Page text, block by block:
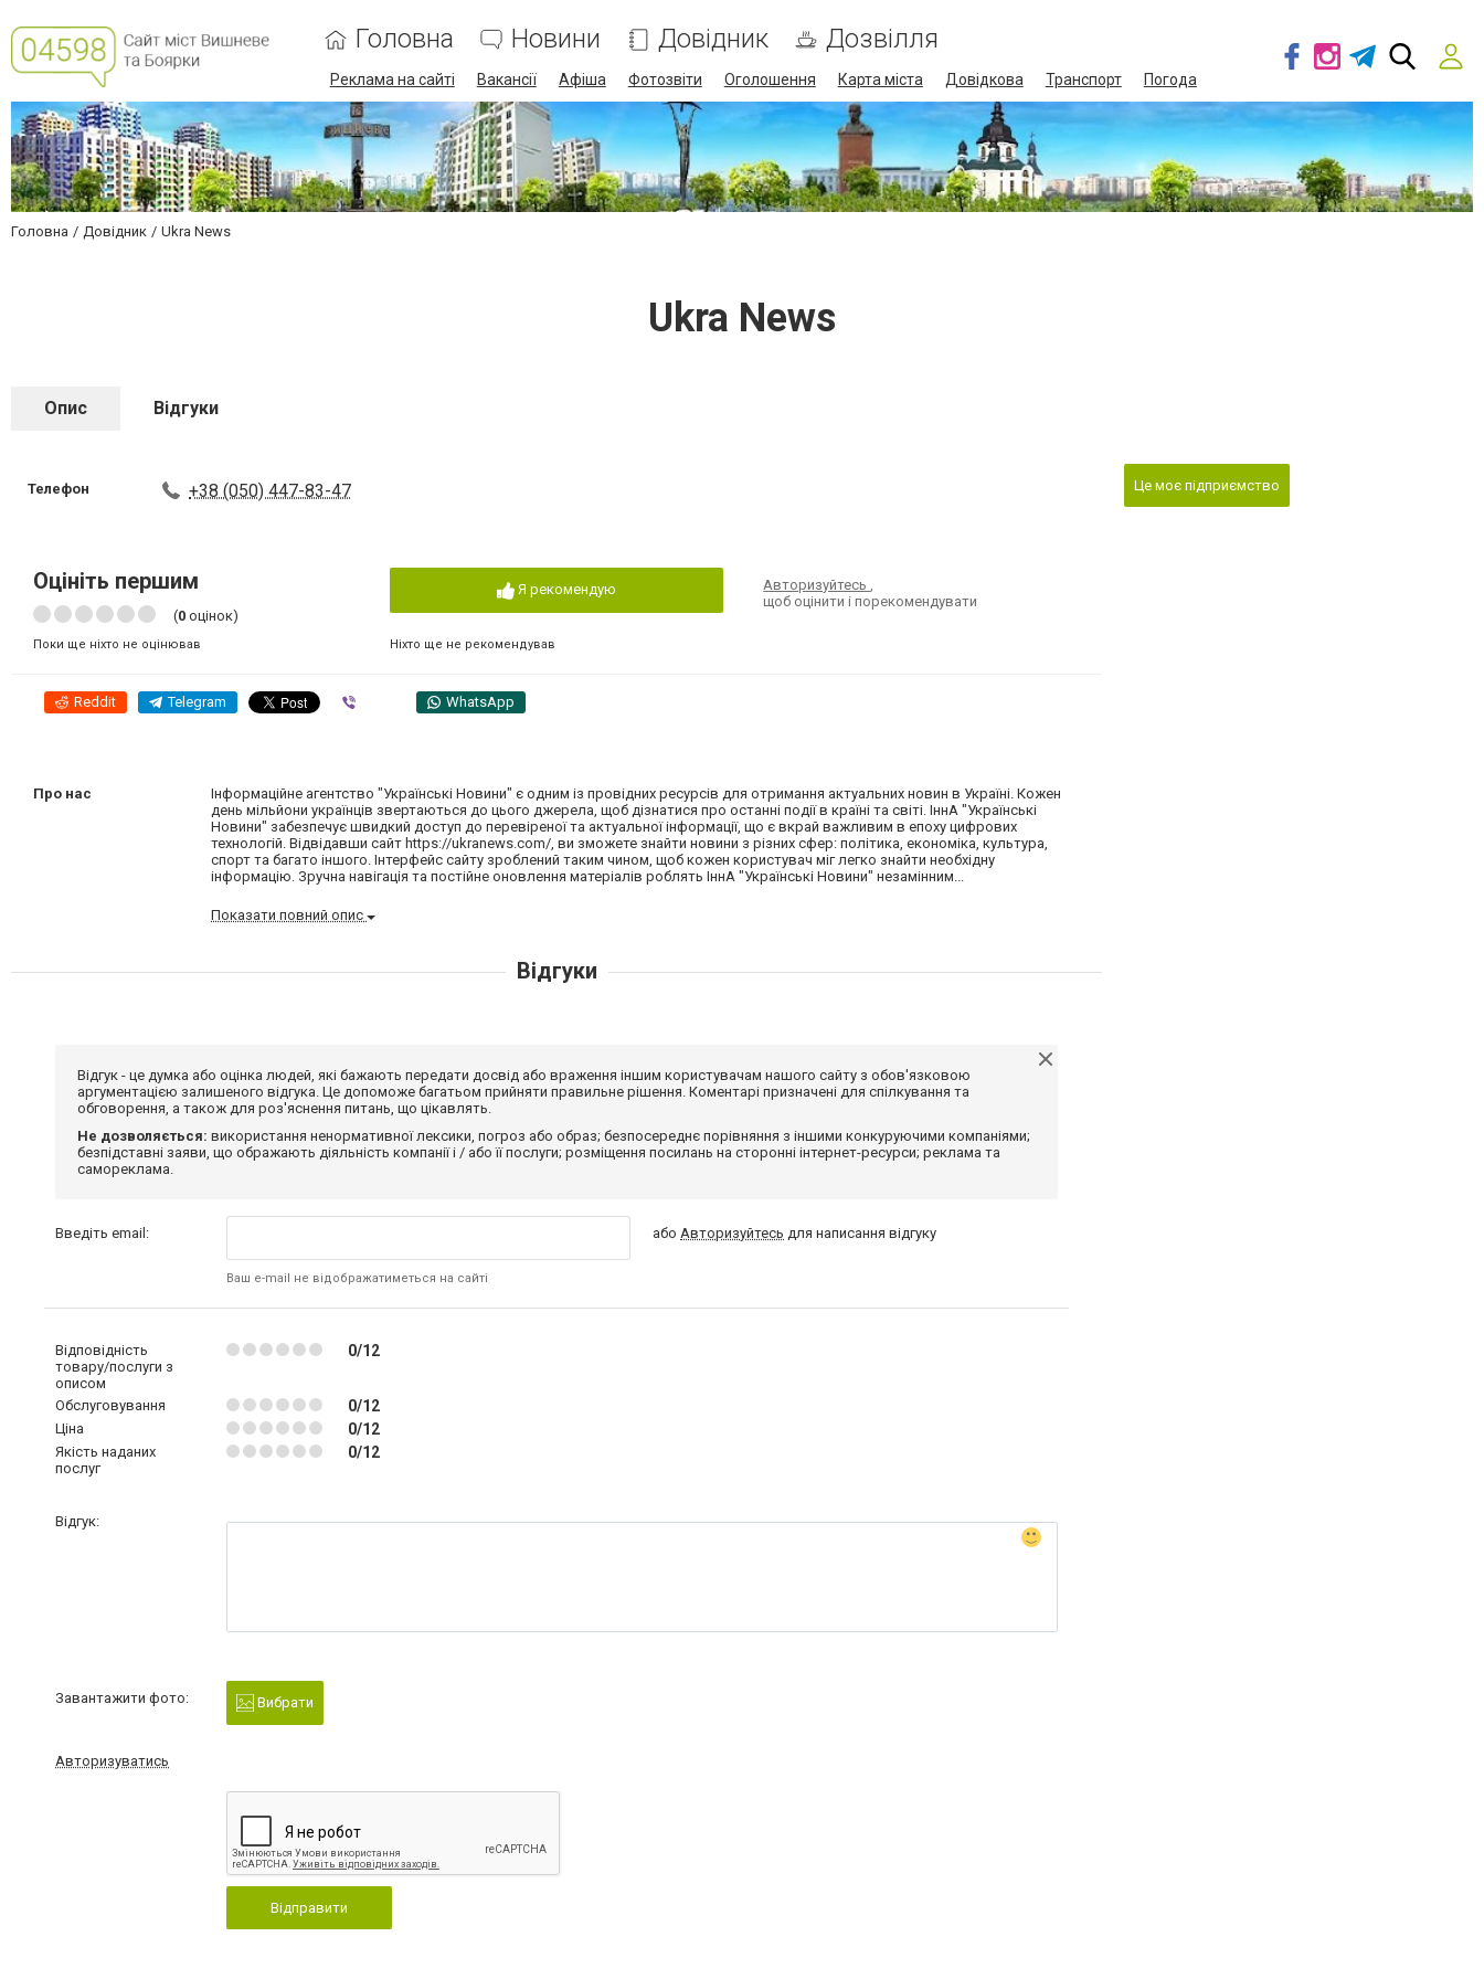
Головна Новини Довідник Дозвілля
Реклама на сайті Вакансії Афіша Фотозвіти Оголошення Карта міста Довідкова Транспорт Погода
Головна Довідник Ukra News
Ukra News
Опис Відгуки
Телефон +38 (050) 447-83-47
Оцініть першим
(0 оцінок)
Поки ще ніхто не оцінював
Я рекомендую
Ніхто ще не рекомендував
Авторизуйтесь,
щоб оцінити і порекомендувати
Reddit Telegram WhatsApp
Про нас
Інформаційне агентство "Українські Новини" є одним із провідних ресурсів для отримання актуальних новин в Україні. Кожен
день мільйони українців звертаються до цього джерела, щоб дізнатися про останні події в країні та світі. ІннА "Українські
Новини" забезпечує швидкий доступ до перевіреної та актуальної інформації, що є вкрай важливим в епоху цифрових
технологій. Відвідавши сайт https://ukranews.com/, ви зможете знайти новини з різних сфер: політика, економіка, культура,
спорт та багато іншого. Інтерфейс сайту зроблений таким чином, щоб кожен користувач міг легко знайти необхідну
інформацію. Зручна навігація та постійне оновлення матеріалів роблять ІннА "Українські Новини" незамінним...
Показати повний опис
Це моє підприємство
Відгуки
Відгук - це думка або оцінка людей, які бажають передати досвід або враження іншим користувачам нашого сайту з обов'язковою
аргументацією залишеного відгука. Це допоможе багатьом прийняти правильне рішення. Коментарі призначені для спілкування та
обговорення, а також для роз'яснення питань, що цікавлять.
Не дозволяється: використання ненормативної лексики, погроз або образ; безпосереднє порівняння з іншими конкуруючими компаніями;
безпідставні заяви, що ображають діяльність компанії і / або її послуги; розміщення посилань на сторонні інтернет-ресурси; реклама та
самореклама.
Введіть email:
Ваш e-mail не відображатиметься на сайті
або Авторизуйтесь для написання відгуку
Відповідність
товару/послуги з
описом
0/12
Обслуговування 0/12
Ціна 0/12
Якість наданих
послуг
0/12
Відгук:
Завантажити фото: Вибрати
Авторизуватись
Відправити